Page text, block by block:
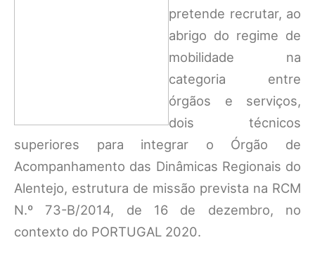
pretende recrutar, ao
abrigo do regime de
mobilidade na
categoria entre
órgãos e serviços,
dois técnicos
superiores para integrar o Órgão de
Acompanhamento das Dinâmicas Regionais do
Alentejo, estrutura de missão prevista na RCM
N.º 73-B/2014, de 16 de dezembro, no
contexto do PORTUGAL 2020.